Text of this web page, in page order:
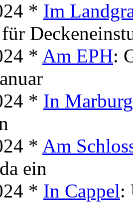
* Im
* Am EPH:
* In Marburg
* Am
ein
* In Cappel: